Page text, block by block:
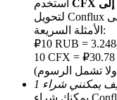
لتحويل Conflux إلى Russian Ruble على الفور. إليك بعض
الأمثلة السريعة:
₽10 RUB =
10 CFX =